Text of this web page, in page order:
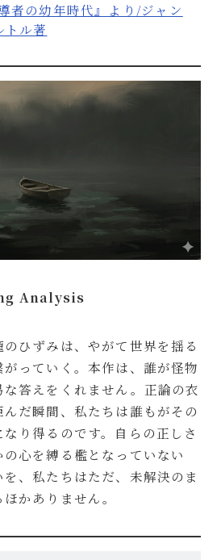
者の幼年時代』より/ジャン
トル著
Analysis
ひずみは、やがて世界を揺る
っていく。本作は、誰が怪物
答えをくれません。正論の衣
だ瞬間、私たちは誰もがその
り得るのです。自らの正しさ
心を縛る檻となっていない
、私たちはただ、未解決のま
かありません。